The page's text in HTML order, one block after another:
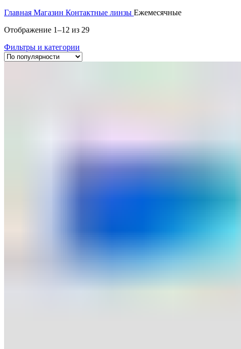
Главная Магазин Контактные линзы Ежемесячные
Отображение 1–12 из 29
Фильтры и категории